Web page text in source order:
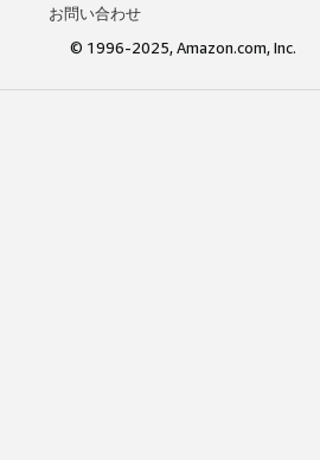
お問い合わせ
© 1996-2025, Amazon.com, Inc.